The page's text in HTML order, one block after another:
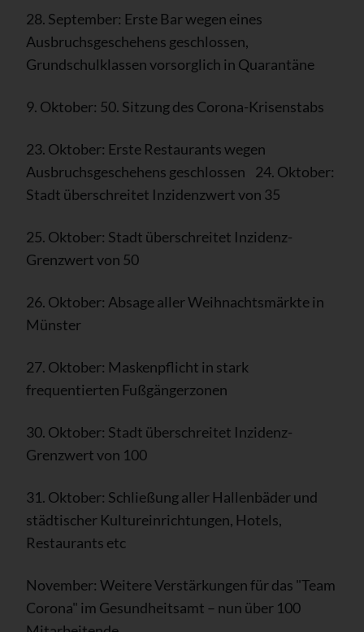
28. September: Erste Bar wegen eines
Ausbruchsgeschehens geschlossen,
Grundschulklassen vorsorglich in Quarantäne
9. Oktober: 50. Sitzung des Corona-Krisenstabs
23. Oktober: Erste Restaurants wegen
Ausbruchsgeschehens geschlossen 24. Oktober:
Stadt überschreitet Inzidenzwert von 35
25. Oktober: Stadt überschreitet Inzidenz-
Grenzwert von 50
26. Oktober: Absage aller Weihnachtsmärkte in
Münster
27. Oktober: Maskenpflicht in stark
frequentierten Fußgängerzonen
30. Oktober: Stadt überschreitet Inzidenz-
Grenzwert von 100
31. Oktober: Schließung aller Hallenbäder und
städtischer Kultureinrichtungen, Hotels,
Restaurants etc
November: Weitere Verstärkungen für das "Team
Corona" im Gesundheitsamt – nun über 100